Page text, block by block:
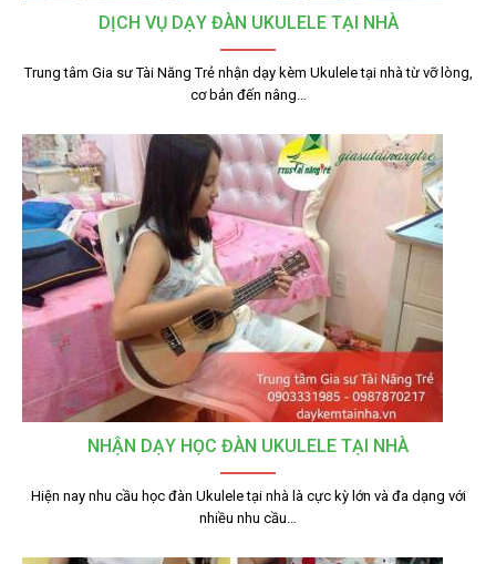
DỊCH VỤ DẠY ĐÀN UKULELE TẠI NHÀ
Trung tâm Gia sư Tài Năng Trẻ nhận dạy kèm Ukulele tại nhà từ vỡ lòng,
cơ bản đến nâng…
NHẬN DẠY HỌC ĐÀN UKULELE TẠI NHÀ
Hiện nay nhu cầu học đàn Ukulele tại nhà là cực kỳ lớn và đa dạng với
nhiều nhu cầu…